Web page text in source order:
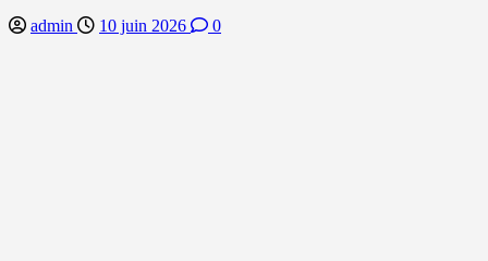
admin 10 juin 2026 0